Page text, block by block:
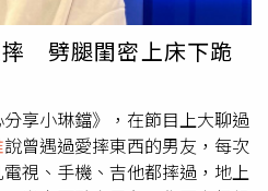
凡電視、手機、吉他都摔過，地
小瓜則遇到某任另一半，剛認
愛控制的真面目，只要嘻小瓜
次吵架，對方甚至拿東西往嘻
夾他的手。
劈腿閨密上床下跪
享小琳鐺》，在節目上大聊過
說曾遇過愛摔東西的男友，每次
視、手機、吉他都摔過，地上